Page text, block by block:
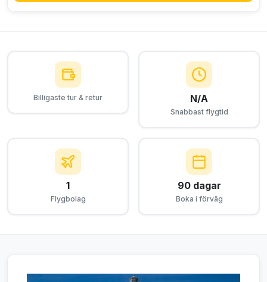
Billigaste tur & retur N/A
Snabbast flygtid
1
Flygbolag
90 dagar
Boka i förväg